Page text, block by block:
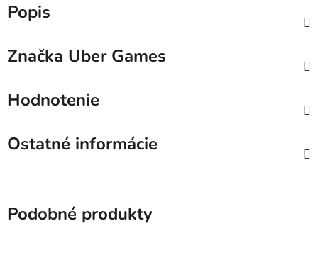
Popis
Značka Uber Games
Hodnotenie
Ostatné informácie
Podobné produkty